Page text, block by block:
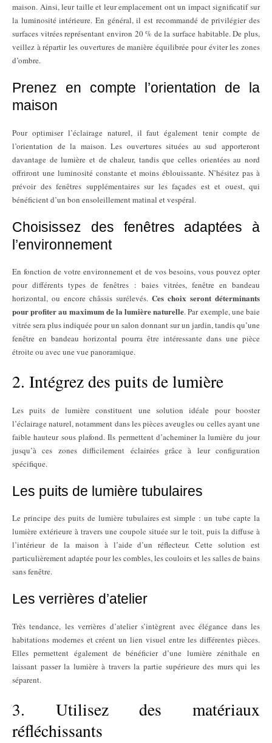
maison. Ainsi, leur taille et leur emplacement ont un impact significatif sur
la luminosité intérieure. En général, il est recommandé de privilégier des
surfaces vitrées représentant environ 20 % de la surface habitable. De plus,
veillez à répartir les ouvertures de manière équilibrée pour éviter les zones
d’ombre.
Prenez en compte l’orientation de la
maison
Pour optimiser l’éclairage naturel, il faut également tenir compte de
l’orientation de la maison. Les ouvertures situées au sud apporteront
davantage de lumière et de chaleur, tandis que celles orientées au nord
offriront une luminosité constante et moins éblouissante. N’hésitez pas à
prévoir des fenêtres supplémentaires sur les façades est et ouest, qui
bénéficient d’un bon ensoleillement matinal et vespéral.
Choisissez des fenêtres adaptées à
l’environnement
En fonction de votre environnement et de vos besoins, vous pouvez opter
pour différents types de fenêtres : baies vitrées, fenêtre en bandeau
horizontal, ou encore châssis surélevés. Ces choix seront déterminants
pour profiter au maximum de la lumière naturelle. Par exemple, une baie
vitrée sera plus indiquée pour un salon donnant sur un jardin, tandis qu’une
fenêtre en bandeau horizontal pourra être intéressante dans une pièce
étroite ou avec une vue panoramique.
2. Intégrez des puits de lumière
Les puits de lumière constituent une solution idéale pour booster
l’éclairage naturel, notamment dans les pièces aveugles ou celles ayant une
faible hauteur sous plafond. Ils permettent d’acheminer la lumière du jour
jusqu’à ces zones difficilement éclairées grâce à leur configuration
spécifique.
Les puits de lumière tubulaires
Le principe des puits de lumière tubulaires est simple : un tube capte la
lumière extérieure à travers une coupole située sur le toit, puis la diffuse à
l’intérieur de la maison à l’aide d’un réflecteur. Cette solution est
particulièrement adaptée pour les combles, les couloirs et les salles de bains
sans fenêtre.
Les verrières d’atelier
Très tendance, les verrières d’atelier s’intègrent avec élégance dans les
habitations modernes et créent un lien visuel entre les différentes pièces.
Elles permettent également de bénéficier d’une lumière zénithale en
laissant passer la lumière à travers la partie supérieure des murs qui les
séparent.
3. Utilisez des matériaux
réfléchissants